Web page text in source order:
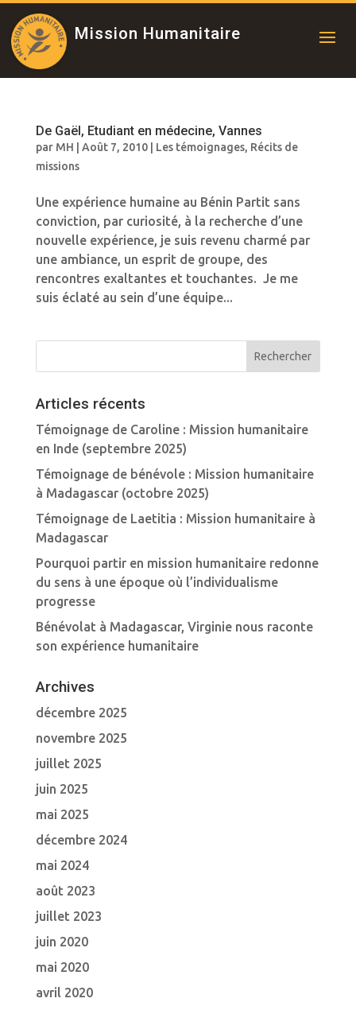
Mission Humanitaire
De Gaël, Etudiant en médecine, Vannes
par MH Août 7, 2010| Les témoignages, Récits de
missions
Une expérience humaine au Bénin Partit sans
conviction, par curiosité, à la recherche d’une
nouvelle expérience, je suis revenu charmé par
une ambiance, un esprit de groupe, des
rencontres exaltantes et touchantes. Je me
suis éclaté au sein d’une équipe...
Articles récents
Témoignage de Caroline : Mission humanitaire
en Inde (septembre 2025)
Témoignage de bénévole : Mission humanitaire
à Madagascar (octobre 2025)
Témoignage de Laetitia : Mission humanitaire à
Madagascar
Pourquoi partir en mission humanitaire redonne
du sens à une époque où l’individualisme
progresse
Bénévolat à Madagascar, Virginie nous raconte
son expérience humanitaire
Archives
décembre 2025
novembre 2025
juillet 2025
juin 2025
mai 2025
décembre 2024
mai 2024
août 2023
juillet 2023
juin 2020
mai 2020
avril 2020